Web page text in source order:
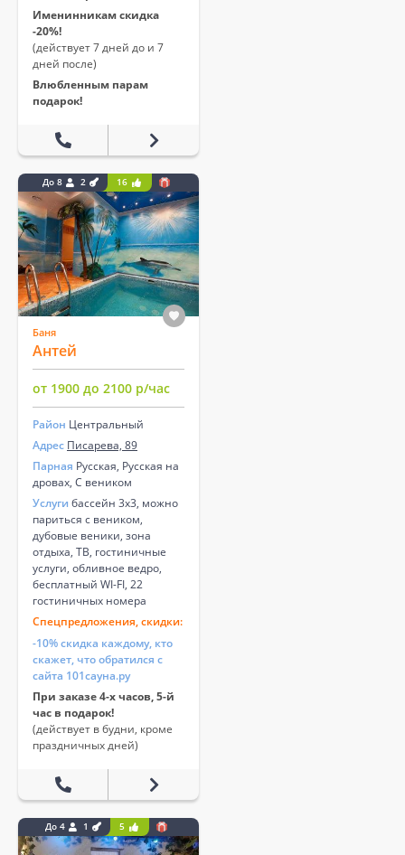
Именинникам скидка
-20%!
(действует 7 дней до и 7
дней после)
Влюбленным парам
подарок!
До 8 2 16
Баня
Антей
от 1900 до 2100 р/час
Район Центральный
Адрес Писарева, 89
Парная Русская, Русская на
дровах, С веником
Услуги бассейн 3х3, можно
париться с веником,
дубовые веники, зона
отдыха, ТВ, гостиничные
услуги, обливное ведро,
бесплатный WI-FI, 22
гостиничных номера
Спецпредложения, скидки:
-10% скидка каждому, кто
скажет, что обратился с
сайта 101сауна.ру
При заказе 4-х часов, 5-й
час в подарок!
(действует в будни, кроме
праздничных дней)
До 4 1 5